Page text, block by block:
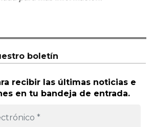
boletín
recibir las últimas noticias e
en tu bandeja de entrada.